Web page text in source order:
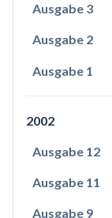
Ausgabe 3
Ausgabe 2
Ausgabe 1
2002
Ausgabe 12
Ausgabe 11
Ausgabe 9